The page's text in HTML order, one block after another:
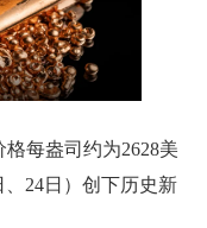
每盎司约为2628美
24日）创下历史新